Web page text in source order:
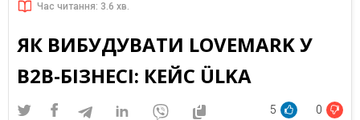
Час читання: 3.6 хв.
ЯК ВИБУДУВАТИ LOVEMARK У
B2B-БІЗНЕСІ: КЕЙС ÜLKA
5 0